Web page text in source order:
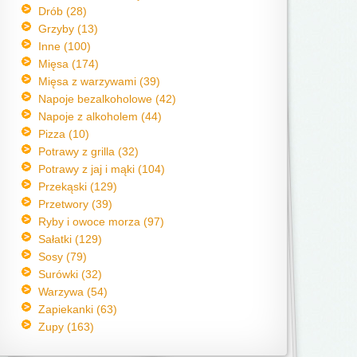
Drób (28)
Grzyby (13)
Inne (100)
Mięsa (174)
Mięsa z warzywami (39)
Napoje bezalkoholowe (42)
Napoje z alkoholem (44)
Pizza (10)
Potrawy z grilla (32)
Potrawy z jaj i mąki (104)
Przekąski (129)
Przetwory (39)
Ryby i owoce morza (97)
Sałatki (129)
Sosy (79)
Surówki (32)
Warzywa (54)
Zapiekanki (63)
Zupy (163)